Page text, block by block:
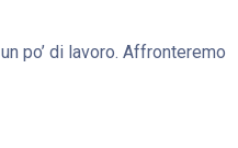
po’ di lavoro. Affronteremo